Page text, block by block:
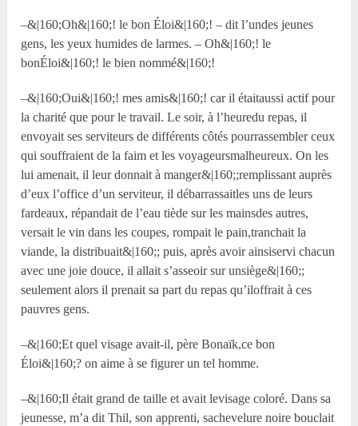
–&|160;Oh&|160;! le bon Éloi&|160;! – dit l’undes jeunes
gens, les yeux humides de larmes. – Oh&|160;! le
bonÉloi&|160;! le bien nommé&|160;!
–&|160;Oui&|160;! mes amis&|160;! car il étaitaussi actif pour
la charité que pour le travail. Le soir, à l’heuredu repas, il
envoyait ses serviteurs de différents côtés pourrassembler ceux
qui souffraient de la faim et les voyageursmalheureux. On les
lui amenait, il leur donnait à manger&|160;;remplissant auprès
d’eux l’office d’un serviteur, il débarrassaitles uns de leurs
fardeaux, répandait de l’eau tiède sur les mainsdes autres,
versait le vin dans les coupes, rompait le pain,tranchait la
viande, la distribuait&|160;; puis, après avoir ainsiservi chacun
avec une joie douce, il allait s’asseoir sur unsiège&|160;;
seulement alors il prenait sa part du repas qu’iloffrait à ces
pauvres gens.
–&|160;Et quel visage avait-il, père Bonaïk,ce bon
Éloi&|160;? on aime à se figurer un tel homme.
–&|160;Il était grand de taille et avait levisage coloré. Dans sa
jeunesse, m’a dit Thil, son apprenti, sachevelure noire bouclait